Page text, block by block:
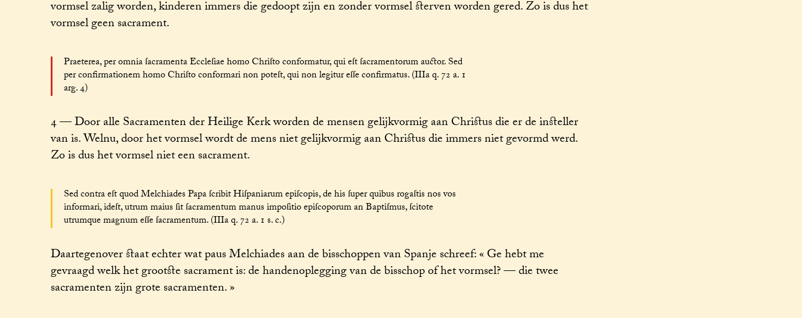
vormsel zalig worden, kinderen immers die gedoopt zijn en zonder vormsel sterven worden gered. Zo is dus het
vormsel geen sacrament.
Praeterea, per omnia ſacramenta Eccleſiae homo Chriſto conformatur, qui eſt ſacramentorum auctor. Sed
per confirmationem homo Chriſto conformari non poteſt, qui non legitur eſſe confirmatus. (IIIa q. 72 a. 1
arg. 4)
4 — Door alle Sacramenten der Heilige Kerk worden de mensen gelijkvormig aan Christus die er de insteller
van is. Welnu, door het vormsel wordt de mens niet gelijkvormig aan Christus die immers niet gevormd werd.
Zo is dus het vormsel niet een sacrament.
Sed contra eſt quod Melchiades Papa ſcribit Hiſpaniarum epiſcopis, de his ſuper quibus rogaſtis nos vos
informari, ideſt, utrum maius ſit ſacramentum manus impoſitio epiſcoporum an Baptiſmus, ſcitote
utrumque magnum eſſe ſacramentum. (IIIa q. 72 a. 1 s. c.)
Daartegenover staat echter wat paus Melchiades aan de bisschoppen van Spanje schreef: « Ge hebt me
gevraagd welk het grootste sacrament is: de handenoplegging van de bisschop of het vormsel? — die twee
sacramenten zijn grote sacramenten. »